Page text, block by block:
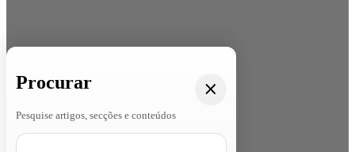
Procurar
Pesquise artigos, secções e conteúdos